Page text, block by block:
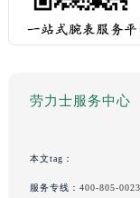
劳力士服务中心
本文tag：
服务专线： 400-805-0023